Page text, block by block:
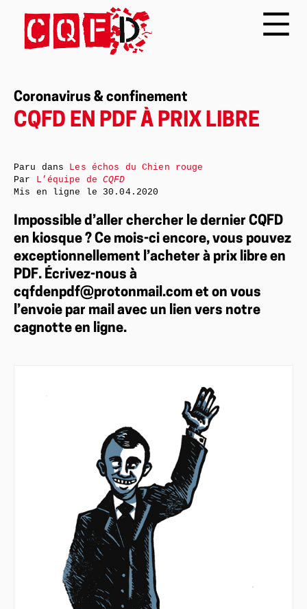
Coronavirus & confinement
CQFD EN PDF À PRIX LIBRE
Impossible d’aller chercher le dernier CQFD
en kiosque ? Ce mois-ci encore, vous pouvez
exceptionnellement l’acheter à prix libre en
PDF. Écrivez-nous à
cqfdenpdf@protonmail.com et on vous
l’envoie par mail avec un lien vers notre
cagnotte en ligne.
Paru dans Les échos du Chien rouge
Par L’équipe deCQFD
Mis en ligne le 30.04.2020